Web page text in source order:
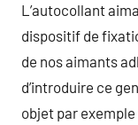
L’autocollant
dispositif de
de nos aimants
d’introduire ce
objet par exemple